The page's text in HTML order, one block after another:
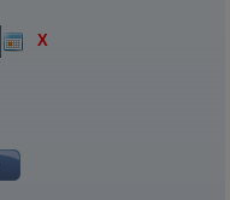
X